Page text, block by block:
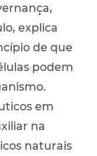
explica
de que
podem
em
na
naturais